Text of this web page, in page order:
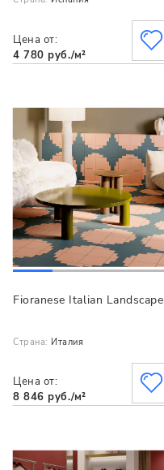
Цена от:
4 780 руб./м²
Fioranese Italian Landscape
Страна: Италия
Цена от:
8 846 руб./м²